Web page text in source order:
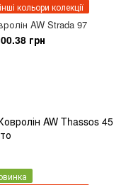
кольори колекції
AW Strada 97
грн